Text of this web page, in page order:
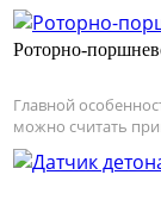
Роторно-
Главной
можно считать